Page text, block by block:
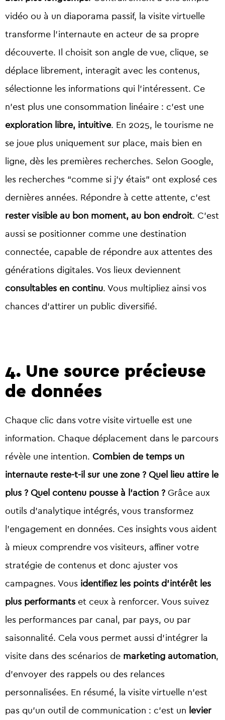
vidéo ou à un diaporama passif, la visite virtuelle
transforme l’internaute en acteur de sa propre
découverte. Il choisit son angle de vue, clique, se
déplace librement, interagit avec les contenus,
sélectionne les informations qui l’intéressent. Ce
n’est plus une consommation linéaire : c’est une
exploration libre, intuitive. En 2025, le tourisme ne
se joue plus uniquement sur place, mais bien en
ligne, dès les premières recherches. Selon Google,
les recherches “comme si j’y étais” ont explosé ces
dernières années. Répondre à cette attente, c’est
rester visible au bon moment, au bon endroit. C’est
aussi se positionner comme une destination
connectée, capable de répondre aux attentes des
générations digitales. Vos lieux deviennent
consultables en continu. Vous multipliez ainsi vos
chances d’attirer un public diversifié.
4. Une source précieuse
de données
Chaque clic dans votre visite virtuelle est une
information. Chaque déplacement dans le parcours
révèle une intention. Combien de temps un
internaute reste-t-il sur une zone ? Quel lieu attire le
plus ? Quel contenu pousse à l’action ? Grâce aux
outils d’analytique intégrés, vous transformez
l’engagement en données. Ces insights vous aident
à mieux comprendre vos visiteurs, affiner votre
stratégie de contenus et donc ajuster vos
campagnes. Vous identifiez les points d’intérêt les
plus performants et ceux à renforcer. Vous suivez
les performances par canal, par pays, ou par
saisonnalité. Cela vous permet aussi d’intégrer la
visite dans des scénarios de marketing automation,
d’envoyer des rappels ou des relances
personnalisées. En résumé, la visite virtuelle n’est
pas qu’un outil de communication : c’est un levier